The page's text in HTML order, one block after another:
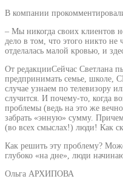
В компании
– Мы никогда своих клиентов
дело в том, что этого никто
отделалась малой кровью, и
От редакцииСейчас Светлана
предпринимать семье, школе,
случае узнаем по телевизору
случится. И почему-то, когда
проблемы (ведь на это же
забрать «энную» сумму.
(во всех смыслах!) люди! Как
Как решить эту проблему?
глубоко «на дне», люди
Ольга АРХИПОВА